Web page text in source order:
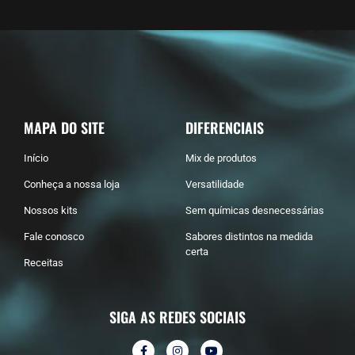
MAPA DO SITE
Início
Conheça a nossa loja
Nossos kits
Fale conosco
Receitas
DIFERENCIAIS
Mix de produtos
Versatilidade
Sem químicas desnecessárias
Sabores distintos na medida
certa
SIGA AS REDES SOCIAIS